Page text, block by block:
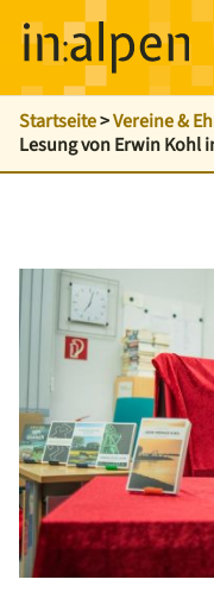
Startseite>Vereine &
Lesung von Erwin Kohl